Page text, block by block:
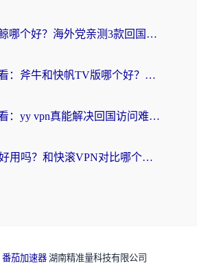
穿梭和巨鲸哪个好？海外党亲测3款回国加速器，教你避开90%的坑
海外党必看：斧牛和快帆TV版哪个好？3分钟选对回国加速器，无缝刷B站、追热剧
海外党必看：yy vpn真能解决回国访问难题？附云极initap测评+免费方案对比
穿梭VPN好用吗？和快滚VPN对比哪个回国效果更好？海外党选回国加速器必看指南
番茄加速器 湖南精准量科技有限公司